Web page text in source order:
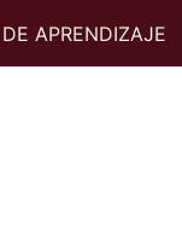
APRENDIZAJE